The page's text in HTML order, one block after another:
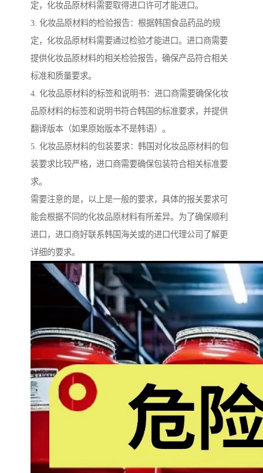
定，化妆品原材料需要取得进口许可才能进口。
3. 化妆品原材料的检验报告：根据韩国食品药品的规
定，化妆品原材料需要通过检验才能进口。进口商需要
提供化妆品原材料的相关检验报告，确保产品符合相关
标准和质量要求。
4. 化妆品原材料的标签和说明书：进口商需要确保化妆
品原材料的标签和说明书符合韩国的标准要求，并提供
翻译版本（如果原始版本不是韩语）。
5. 化妆品原材料的包装要求：韩国对化妆品原材料的包
装要求比较严格，进口商需要确保包装符合相关标准要
求。
需要注意的是，以上是一般的要求，具体的报关要求可
能会根据不同的化妆品原材料有所差异。为了确保顺利
进口，进口商好联系韩国海关或的进口代理公司了解更
详细的要求。